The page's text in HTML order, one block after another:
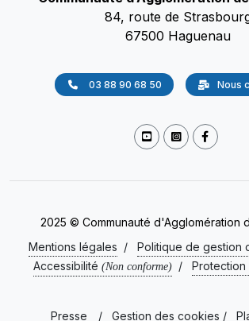
84, route de
67500 Haguenau
03 88 90 68 50 Nous
2025 © Communauté d'Agglomération
Mentions légales / Politique de gestion
Accessibilité (Non conforme) /
Presse / Gestion des cookies /